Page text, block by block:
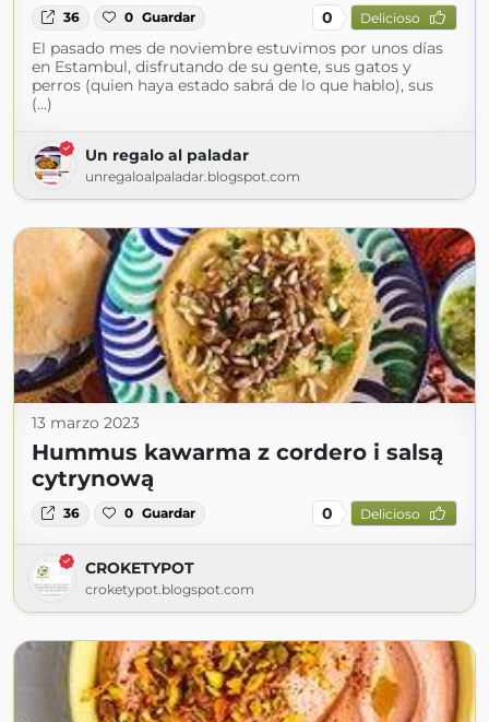
36 0 Guardar 0 Delicioso
El pasado mes de noviembre estuvimos por unos días
en Estambul, disfrutando de su gente, sus gatos y
perros (quien haya estado sabrá de lo que hablo), sus
(...)
Un regalo al paladar
unregaloalpaladar.blogspot.com
13 marzo 2023
Hummus kawarma z cordero i salsą
cytrynową
36 0 Guardar 0 Delicioso
CROKETYPOT
croketypot.blogspot.com